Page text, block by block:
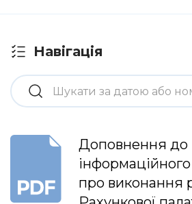
Навігація
Доповнення до
про виконання